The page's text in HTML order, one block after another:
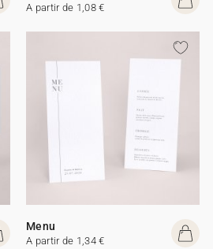
A partir de 1,08 €
Menu
A partir de 1,34 €